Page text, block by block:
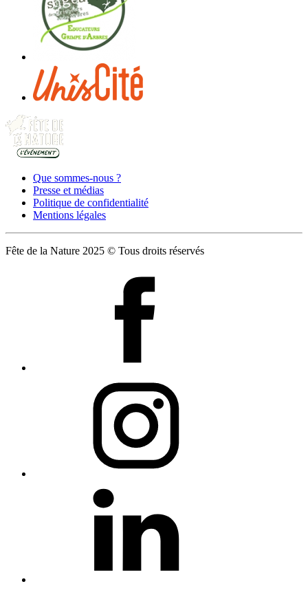
Que sommes-nous ?
Presse et médias
Politique de confidentialité
Mentions légales
Fête de la Nature 2025 © Tous droits réservés